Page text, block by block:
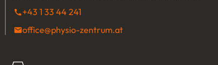
+43 1 33 44 241
office@physio-zentrum.at